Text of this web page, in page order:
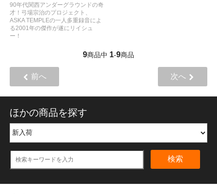
90年代関西アンダーグラウンドの奇
才！弓場宗治のプロジェクト、
ASKA TEMPLEの一人多重録音によ
る2001年の傑作が遂にリイシュ
ー！
9商品中 1-9商品
前へ 次へ
ほかの商品を探す
検索